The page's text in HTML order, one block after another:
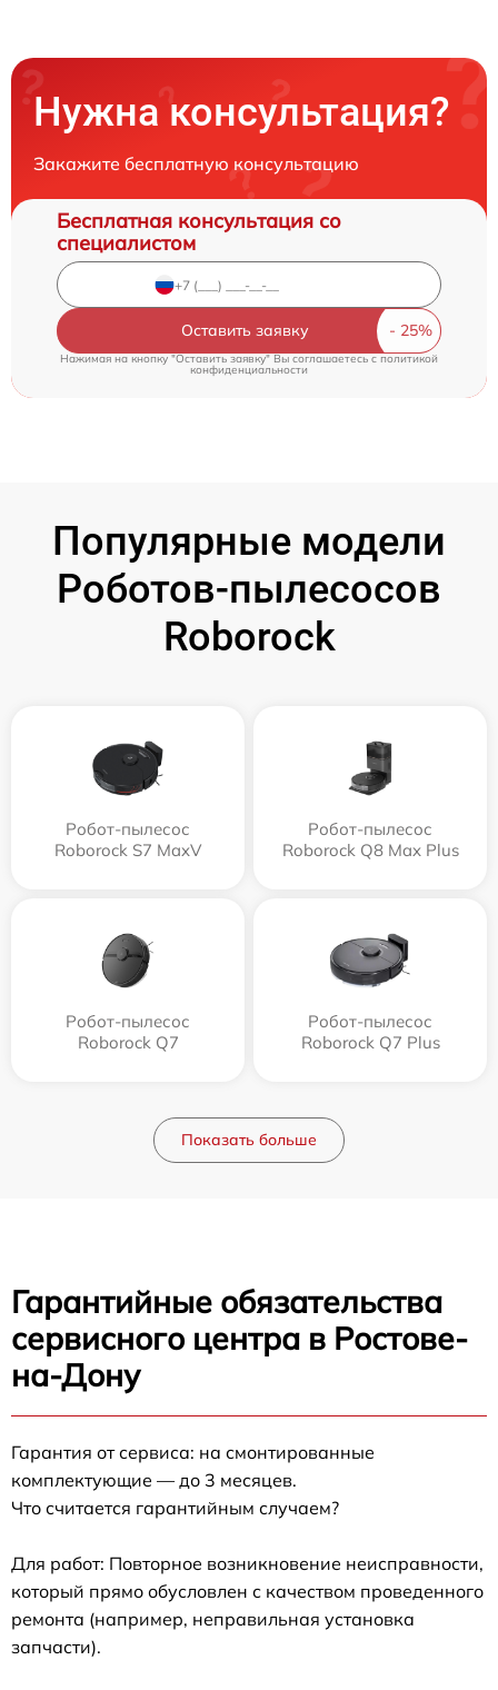
Нужна консультация?
Закажите бесплатную консультацию
Бесплатная консультация со
специалистом
Оставить заявку
Нажимая на кнопку "Оставить заявку" Вы соглашаетесь c политикой
конфиденциальности
Популярные модели
Роботов-пылесосов
Roborock
Робот-пылесос
Roborock S7 MaxV
Робот-пылесос
Roborock Q8 Max Plus
Робот-пылесос
Roborock Q7
Робот-пылесос
Roborock Q7 Plus
Показать больше
Гарантийные обязательства
сервисного центра в Ростове-
на-Дону
Гарантия от сервиса: на смонтированные
комплектующие — до 3 месяцев.
Что считается гарантийным случаем?
Для работ: Повторное возникновение неисправности,
который прямо обусловлен с качеством проведенного
ремонта (например, неправильная установка
запчасти).